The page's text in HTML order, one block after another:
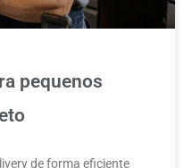
pequenos
de forma eficiente